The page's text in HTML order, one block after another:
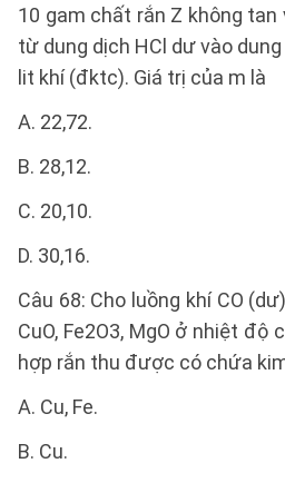
10 gam chất rắn Z không
từ dung dịch HCl dư vào
lit khí (đktc). Giá trị của m là
A. 22,72.
B. 28,12.
C. 20,10.
D. 30,16.
Câu 68: Cho luồng khí CO
CuO, Fe2O3, MgO ở nhiệt độ
hợp rắn thu được có chứa
A. Cu, Fe.
B. Cu.